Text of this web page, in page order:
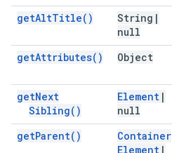
getAltTitle( ) String |
null
getAttributes( ) Object
getNext
Sibling( )
Element |
null
getParent( )
Container
Element |